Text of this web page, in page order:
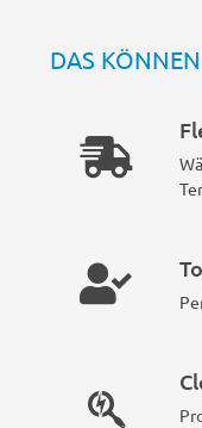
DAS